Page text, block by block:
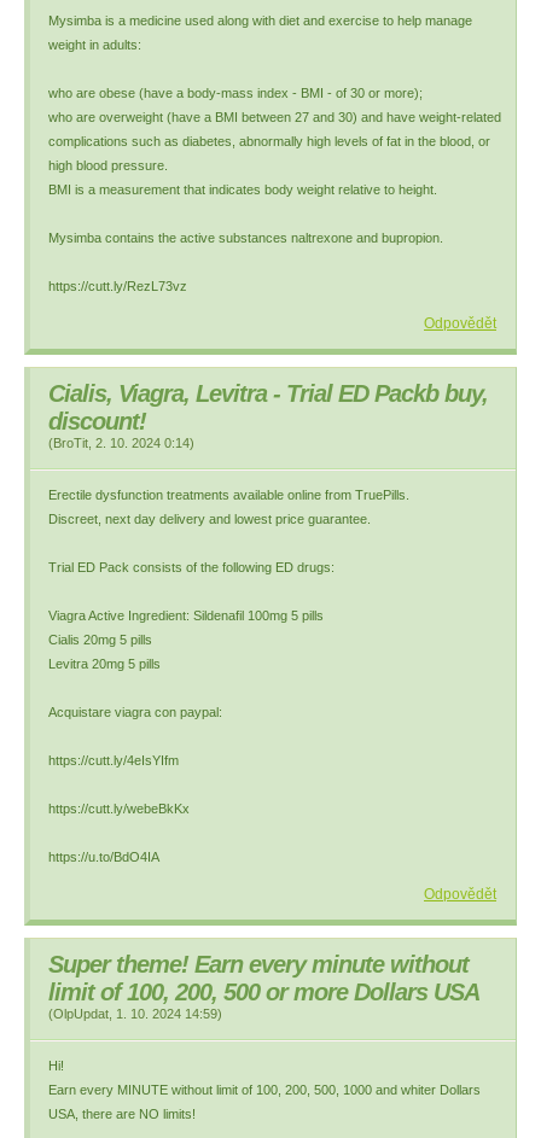
Mysimba is a medicine used along with diet and exercise to help manage
weight in adults:
who are obese (have a body-mass index - BMI - of 30 or more);
who are overweight (have a BMI between 27 and 30) and have weight-related
complications such as diabetes, abnormally high levels of fat in the blood, or
high blood pressure.
BMI is a measurement that indicates body weight relative to height.
Mysimba contains the active substances naltrexone and bupropion.
https://cutt.ly/RezL73vz
Odpovědět
Cialis, Viagra, Levitra - Trial ED Packb buy,
discount!
(BroTit 2. 10. 2024 0:14)
Erectile dysfunction treatments available online from TruePills.
Discreet, next day delivery and lowest price guarantee.
Trial ED Pack consists of the following ED drugs:
Viagra Active Ingredient: Sildenafil 100mg 5 pills
Cialis 20mg 5 pills
Levitra 20mg 5 pills
Acquistare viagra con paypal:
https://cutt.ly/4eIsYIfm
https://cutt.ly/webeBkKx
https://u.to/BdO4IA
Odpovědět
Super theme! Earn every minute without
limit of 100, 200, 500 or more Dollars USA
(OlpUpdat 1. 10. 2024 14:59)
Hi!
Earn every MINUTE without limit of 100, 200, 500, 1000 and whiter Dollars
USA, there are NO limits!